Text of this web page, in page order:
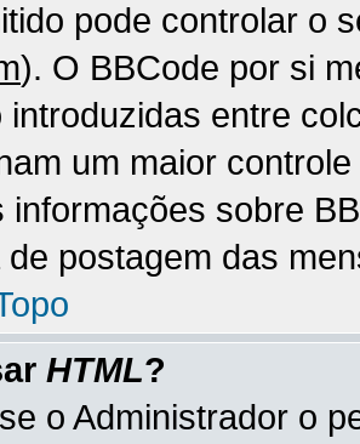
pode controlar o
). O BBCode por si
introduzidas entre
um maior
informações sobre
de postagem das
HTML?
o Administrador o